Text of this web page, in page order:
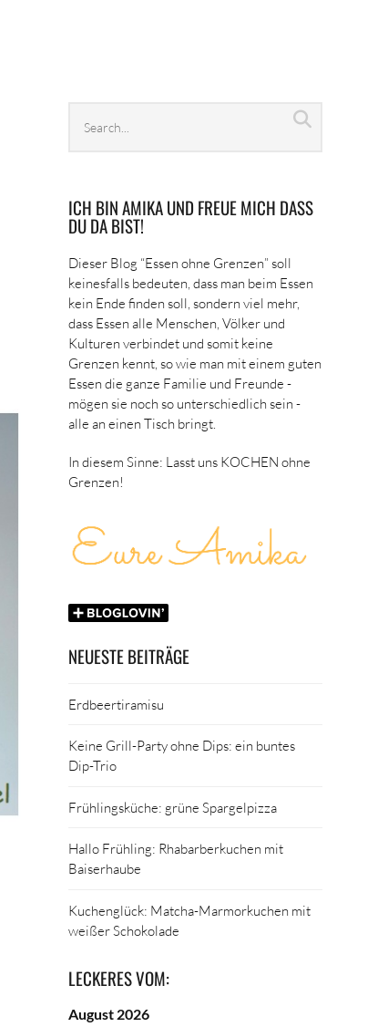
archives
ICH BIN AMIKA UND FREUE MICH DASS
DU DA BIST!
Dieser Blog “Essen ohne Grenzen” soll
keinesfalls bedeuten, dass man beim Essen
kein Ende finden soll, sondern viel mehr,
dass Essen alle Menschen, Völker und
Kulturen verbindet und somit keine
Grenzen kennt, so wie man mit einem guten
Essen die ganze Familie und Freunde -
mögen sie noch so unterschiedlich sein -
alle an einen Tisch bringt.
In diesem Sinne: Lasst uns KOCHEN ohne
Grenzen!
NEUESTE BEITRÄGE
Erdbeertiramisu
Keine Grill-Party ohne Dips: ein buntes
Dip-Trio
Frühlingsküche: grüne Spargelpizza
Hallo Frühling: Rhabarberkuchen mit
Baiserhaube
Kuchenglück: Matcha-Marmorkuchen mit
weißer Schokolade
LECKERES VOM:
August 2026